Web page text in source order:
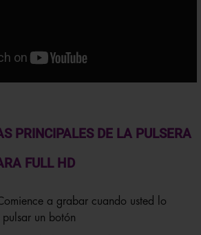
PRINCIPALES DE LA PULSERA
FULL HD
a grabar cuando usted lo
un botón